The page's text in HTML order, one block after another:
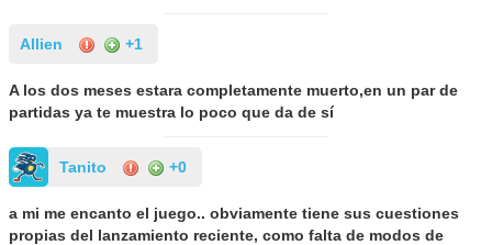
Allien +1
A los dos meses estara completamente muerto,en un par de
partidas ya te muestra lo poco que da de sí
Tanito +0
a mi me encanto el juego.. obviamente tiene sus cuestiones
propias del lanzamiento reciente, como falta de modos de